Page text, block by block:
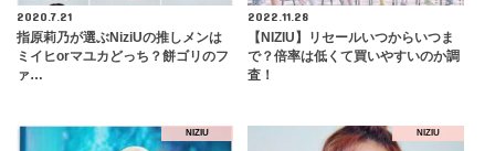
2020.7.21
指原莉乃が選ぶNiziUの推しメンは
ミイヒorマユカどっち？餅ゴリのフ
ァ…
2022.11.28
【NIZIU】リセールいつからいつま
で？倍率は低くて買いやすいのか調
査！
NIZIU NIZIU